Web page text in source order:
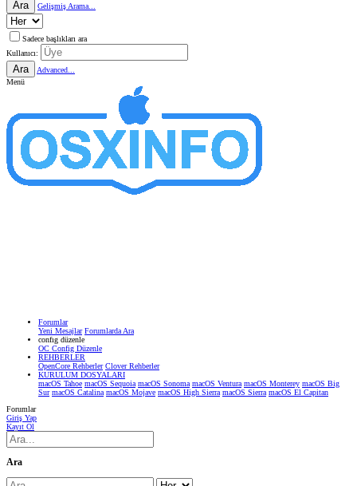
Ara Gelişmiş Arama...
Sadece başlıkları ara
Kullanıcı:
Ara
Advanced...
Menü
Forumlar
Yeni Mesajlar Forumlarda Ara
confıg düzenle
OC Config Düzenle
REHBERLER
OpenCore Rehberler Clover Rehberler
KURULUM DOSYALARI
macOS Tahoe macOS Sequoia macOS Sonoma macOS Ventura macOS Monterey macOS Big
Sur macOS Catalina macOS Mojave macOS High Sierra macOS Sierra macOS El Capitan
Forumlar
Giriş Yap
Kayıt Ol
Ara